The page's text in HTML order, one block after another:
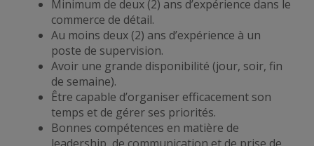
Minimum de deux (2) ans d’expérience dans le
commerce de détail.
Au moins deux (2) ans d’expérience à un
poste de supervision.
Avoir une grande disponibilité (jour, soir, fin
de semaine).
Être capable d’organiser efficacement son
temps et de gérer ses priorités.
Bonnes compétences en matière de
leadership, de communication et de prise de